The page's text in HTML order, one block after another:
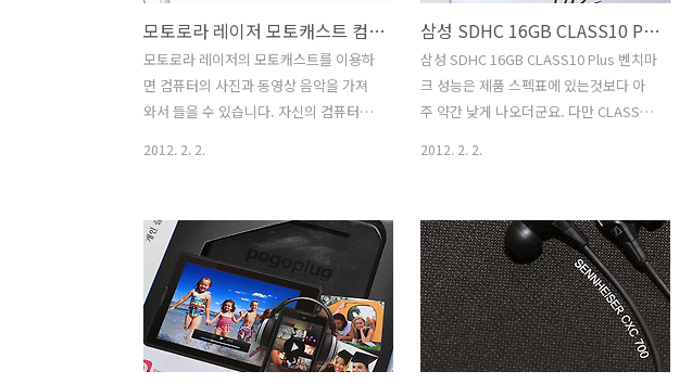
이 되더군요. 물론 단점도 있었으니 충전
을 하는 입력 부분이 우리가 알고 있는
USB 형태가 아니기 때문에 벨킨 파워팩
을 충전 하기 위해서는 별도의 충전기가
전송속도는 생각보다는 빨랐습니다. 컴퓨
터에서의 접속전에 해야할 사전 준비 작
업은 아마도 프로그램을 설치해놓는것정
도일텐데 이것은 정확하게 확인하진 못했
모토로라 레이저 모토캐스트 컴퓨터 개인 클라우드 구축
모토로라 레이저의 모토캐스트를 이용하
면 컴퓨터의 사진과 동영상 음악을 가져
와서 들을 수 있습니다. 자신의 컴퓨터의
를 항상 받는 PC에 설치해서 언제든 음악
과 동영상을 가져와서 볼 수 있다는 장점
이 있죠. 프로그램 설치도 간편한 편입니
다. 어디에서 다시 다운로드 해야할 필요
없이 모토로라 레이저를 컴퓨터에 USB
케이블을 이용해서 연결 한 뒤 내부 저장
장치에 있는 파일을 실행해서 설치가 가
2012. 2. 2.
삼성 SDHC 16GB CLASS10 Plus 벤치마크 성능
삼성 SDHC 16GB CLASS10 Plus 벤치마
크 성능은 제품 스펙표에 있는것보다 아
주 약간 낮게 나오더군요. 다만 CLASS10
는 어짜피 디카나 캠코더 등에 장착되어
서 사용되어 순차 쓰기랑 순차 읽기만 중
요할테니 중요하지 않습니다. 4K의 속도
가 중요한 것이라면 CF메모리나 또는
SSD 쪽을 생각하게 될테니까요. 예전에
는 CF메모리를 레이드로 묶어서 OS 대용
파티션으로 쓰곤 했지만 요즘은 그렇게는
2012. 2. 2.